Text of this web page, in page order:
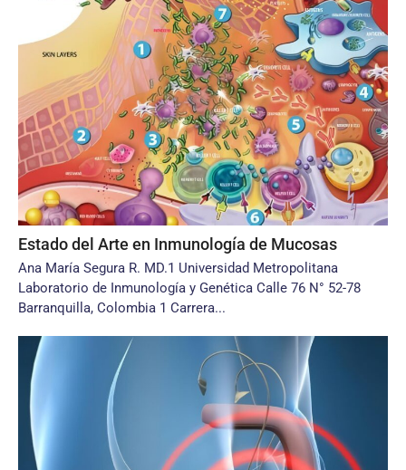
Estado del Arte en Inmunología de Mucosas
Ana María Segura R. MD.1 Universidad Metropolitana
Laboratorio de Inmunología y Genética Calle 76 N° 52-78
Barranquilla, Colombia 1 Carrera...